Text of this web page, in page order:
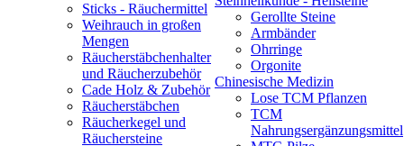
Sticks - Räuchermittel
Weihrauch in großen
Mengen
Räucherstäbchenhalter
und Räucherzubehör
Cade Holz & Zubehör
Räucherstäbchen
Räucherkegel und
Räuchersteine
Gerollte Steine
Armbänder
Ohrringe
Orgonite
Chinesische Medizin
Lose TCM Pflanzen
TCM
Nahrungsergänzungsmittel